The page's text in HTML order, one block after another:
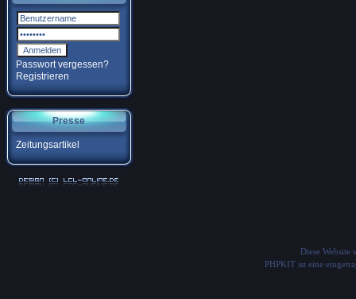
Passwort vergessen?
Registrieren
Presse
Zeitungsartikel
Diese Website
PHPKIT ist eine